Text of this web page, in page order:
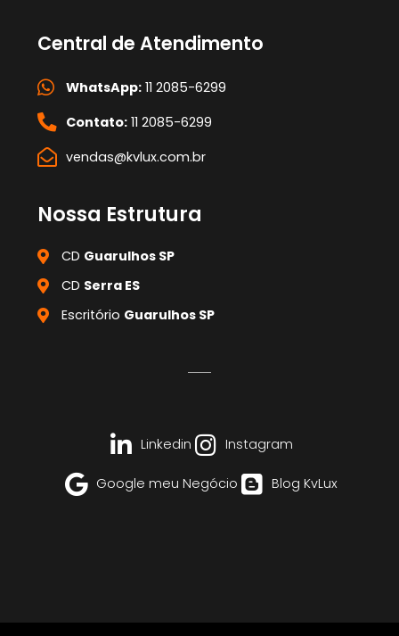
Central de Atendimento
WhatsApp:11 2085-6299
Contato:11 2085-6299
vendas@kvlux.com.br
Nossa Estrutura
CD Guarulhos SP
CD Serra ES
Escritório Guarulhos SP
Linkedin Instagram
Google meu Negócio Blog KvLux